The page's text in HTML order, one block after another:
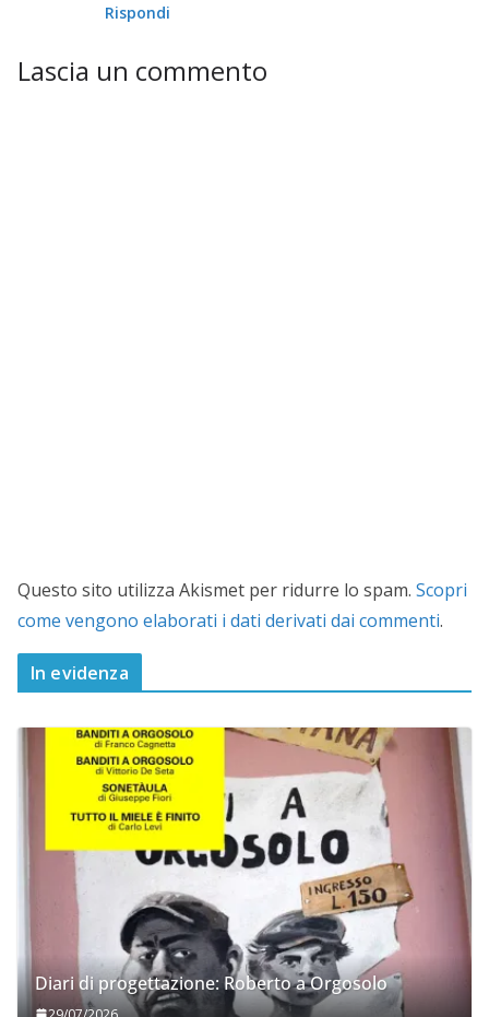
Rispondi
Lascia un commento
Questo sito utilizza Akismet per ridurre lo spam. Scopri
come vengono elaborati i dati derivati dai commenti.
In evidenza
Diari di progettazione: Roberto a Orgosolo